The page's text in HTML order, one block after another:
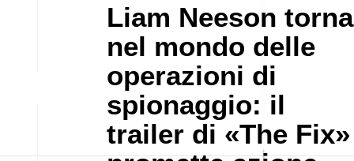
Liam Neeson torna
nel mondo delle
operazioni di
spionaggio: il
trailer di «The Fix»